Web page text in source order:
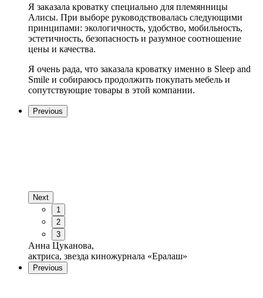
Я заказала кроватку специально для племянницы
Алисы. При выборе руководствовалась следующими
принципами: экологичность, удобство, мобильность,
эстетичность, безопасность и разумное соотношение
цены и качества.
Я очень рада, что заказала кроватку именно в Sleep and
Smile и собираюсь продолжить покупать мебель и
сопутствующие товары в этой компании.
Previous
Next
1
2
3
Анна Цуканова,
актриса, звезда киножурнала «Ералаш»
Previous